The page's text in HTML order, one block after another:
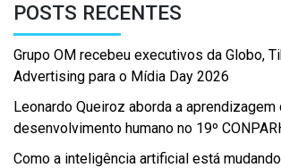
POSTS RECENTES
Grupo OM recebeu executivos da Globo,
Advertising para o Mídia Day 2026
Leonardo Queiroz aborda a
desenvolvimento humano no 19º
Como a inteligência artificial está